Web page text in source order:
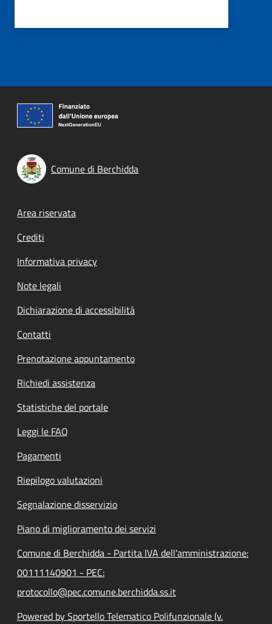
Comune di Berchidda
Footer menu
Area riservata
Crediti
Informativa privacy
Note legali
Dichiarazione di accessibilità
Contatti
Prenotazione appuntamento
Richiedi assistenza
Statistiche del portale
Leggi le FAQ
Pagamenti
Riepilogo valutazioni
Segnalazione disservizio
Piano di miglioramento dei servizi
Comune di Berchidda - Partita IVA dell'amministrazione:
00111140901 - PEC:
protocollo@pec.comune.berchidda.ss.it
Powered by Sportello Telematico Polifunzionale (v.